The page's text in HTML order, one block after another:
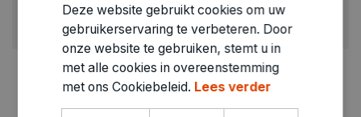
ARTIKELNUMMER
2336817
Deze website gebruikt cookies om uw
gebruikerservaring te verbeteren. Door
onze website te gebruiken, stemt u in
met alle cookies in overeenstemming
met ons Cookiebeleid. Lees verder